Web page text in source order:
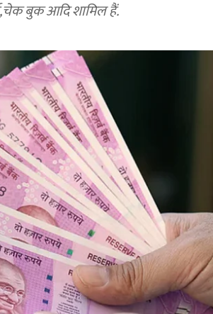
बुक आदि शामिल हैं.